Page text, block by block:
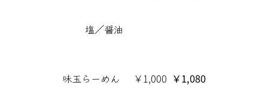
塩／醤油
味玉らーめん ￥1,000 ￥1,080